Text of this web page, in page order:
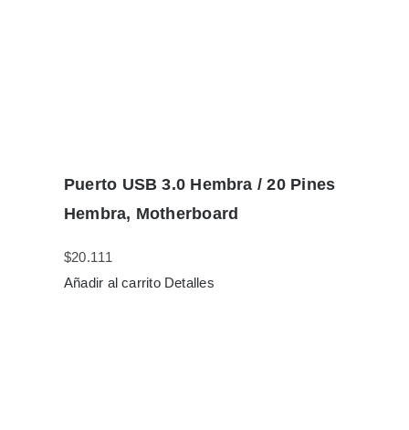
Puerto USB 3.0 Hembra / 20 Pines
Hembra, Motherboard
$20.111
Añadir al carrito Detalles